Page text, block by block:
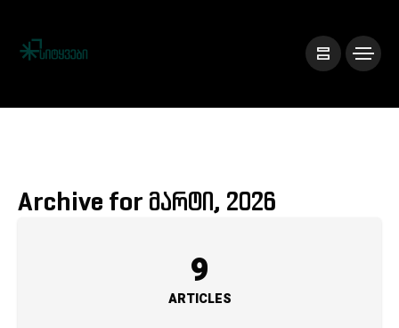
Archive for მარტი, 2026
9
ARTICLES